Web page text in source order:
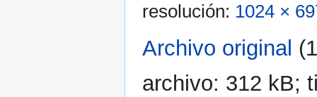
resolución: 1024 ×
Archivo original
archivo: 312 kB;